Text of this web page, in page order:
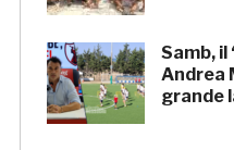
Samb, il
Andrea
grande